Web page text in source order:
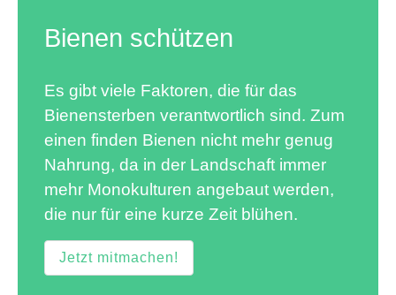
Bienen schützen
Es gibt viele Faktoren, die für das
Bienensterben verantwortlich sind. Zum
einen finden Bienen nicht mehr genug
Nahrung, da in der Landschaft immer
mehr Monokulturen angebaut werden,
die nur für eine kurze Zeit blühen.
Jetzt mitmachen!